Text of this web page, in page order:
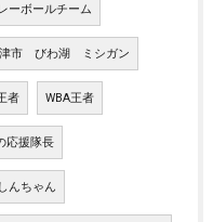
ーボールチーム
市 びわ湖 ミシガン
者 WBA王者
応援隊長
んちゃん